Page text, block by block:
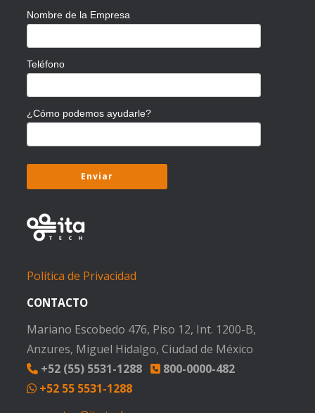
Nombre de la Empresa
Teléfono
¿Cómo podemos ayudarle?
Política de Privacidad
CONTACTO
Mariano Escobedo 476, Piso 12, Int. 1200-B,
Anzures, Miguel Hidalgo, Ciudad de México
+52 (55) 5531-1288
800-0000-482
+52 55 5531-1288